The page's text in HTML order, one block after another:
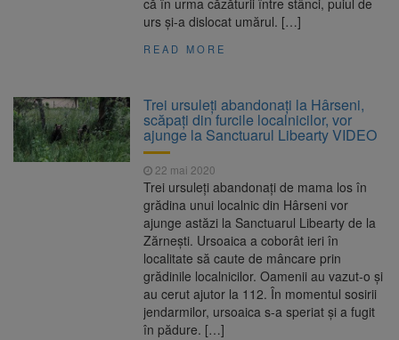
că în urma căzăturii între stânci, puiul de
urs și-a dislocat umărul. […]
READ MORE
Trei ursuleți abandonați la Hârseni,
scăpați din furcile localnicilor, vor
ajunge la Sanctuarul Libearty VIDEO
22 mai 2020
Trei ursuleți abandonați de mama los în
grădina unui localnic din Hârseni vor
ajunge astăzi la Sanctuarul Libearty de la
Zărnești. Ursoaica a coborât ieri în
localitate să caute de mâncare prin
grădinile localnicilor. Oamenii au vazut-o și
au cerut ajutor la 112. În momentul sosirii
jendarmilor, ursoaica s-a speriat și a fugit
în pădure. […]